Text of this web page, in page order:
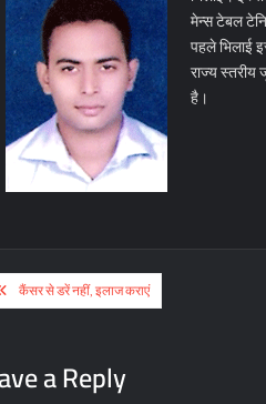
मेन्स टेबल
पहले भिलाई
राज्य स्तरीय
है।
कैंसर से डरें नहीं, इलाज कराएं
a Reply